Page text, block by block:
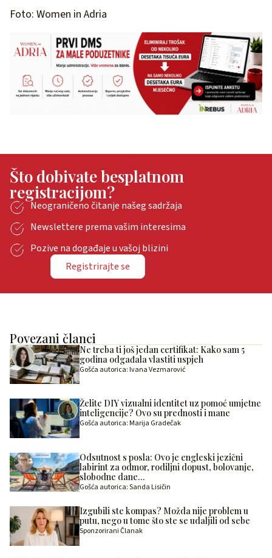
Foto: Women in Adria
Što dobivate besplatnom
registracijom?
Neograničeno čitanje našeg sadržaja
Newslettere prema vašim interesima
Pozive na događaje u vašoj blizini
Registrirajte se
Povezani članci
Ne treba ti još jedan certifikat: Kako sam 5
godina odgađala vlastiti uspjeh
Gošća autorica: Ivana Vezmarović
Želite DIY vizualni identitet uz pomoć umjetne
inteligencije? Ovo su prednosti i mane
Gošća autorica: Marija Gradečak
Odsutnost s posla: Ovo je engleski jezični
labirint za odmor, rodiljni dopust, bolovanje,
slobodne dane…
Gošća autorica: Sanda Lisičin
Izgubili ste kompas? Možda nije problem u
putu, nego u tome što ste se udaljili od sebe
Sponzorirani Članak